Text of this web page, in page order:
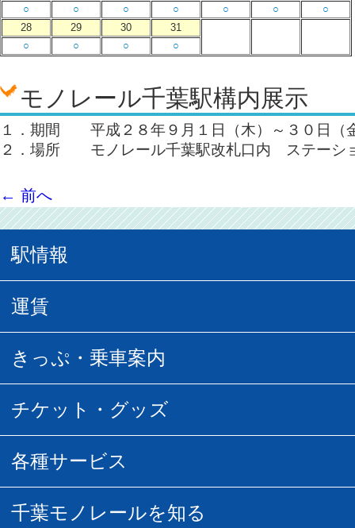
○
○ ○ ○ ○ ○
○
28
29 30
31
○
○ ○ ○
モノレール千葉駅構内展示
１．期間 平成２８年９月１日（木）～３０日（
２．場所 モノレール千葉駅改札口内 ステーシ
← 前へ
駅情報
駅情報
所要時間
空の散歩道
URBAN FLYER時刻表
運賃
普通運賃
団体乗車
貸切列車
きっぷ・乗車案内
乗車券の種類
フリーきっぷ
チケット・グッズ
駅窓口販売チケット
各種サービス
モノちゃんトラベル
千葉モノレールを知る